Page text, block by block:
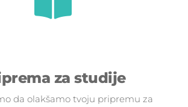
za studije
da olakšamo tvoju pripremu za